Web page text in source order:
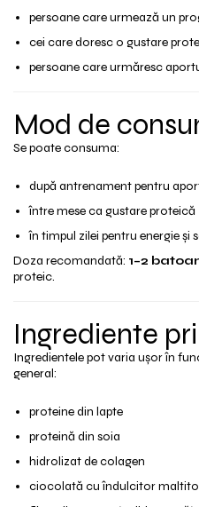
persoane care urmează un
cei care doresc o gustare
persoane care urmăresc
Mod de
Se poate consuma:
după antrenament pentru
între mese ca gustare proteică
în timpul zilei pentru energie și
Doza recomandată: 1–2
proteic.
Ingrediente
Ingredientele pot varia ușor în
general:
proteine din lapte
proteină din soia
hidrolizat de colagen
ciocolată cu îndulcitor